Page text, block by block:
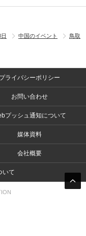
中国のイベント
鳥取
プライバシーポリシー
お問い合わせ
プッシュ通知について
媒体資料
会社概要
いて